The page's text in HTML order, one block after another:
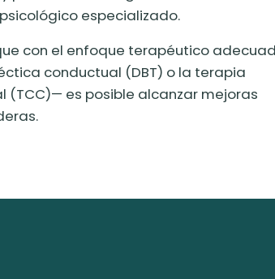
especializado.
con el enfoque terapéutico
conductual (DBT) o la terapia
es posible alcanzar mejoras